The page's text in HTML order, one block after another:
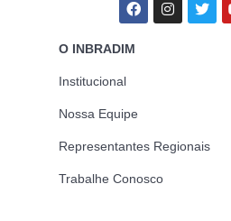
O INBRADIM
Institucional
Nossa Equipe
Representantes Regionais
Trabalhe Conosco